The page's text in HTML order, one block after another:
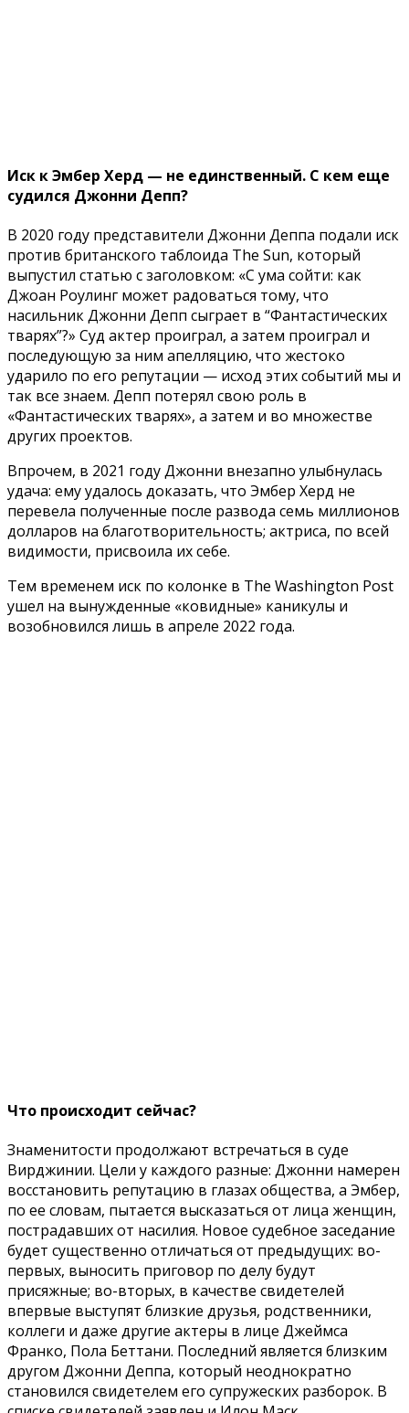
Иск к Эмбер Херд — не единственный. С кем еще
судился Джонни Депп?
В 2020 году представители Джонни Деппа подали иск
против британского таблоида The Sun, который
выпустил статью с заголовком: «С ума сойти: как
Джоан Роулинг может радоваться тому, что
насильник Джонни Депп сыграет в “Фантастических
тварях”?» Суд актер проиграл, а затем проиграл и
последующую за ним апелляцию, что жестоко
ударило по его репутации — исход этих событий мы и
так все знаем. Депп потерял свою роль в
«Фантастических тварях», а затем и во множестве
других проектов.
Впрочем, в 2021 году Джонни внезапно улыбнулась
удача: ему удалось доказать, что Эмбер Херд не
перевела полученные после развода семь миллионов
долларов на благотворительность; актриса, по всей
видимости, присвоила их себе.
Тем временем иск по колонке в The Washington Post
ушел на вынужденные «ковидные» каникулы и
возобновился лишь в апреле 2022 года.
Что происходит сейчас?
Знаменитости продолжают встречаться в суде
Вирджинии. Цели у каждого разные: Джонни намерен
восстановить репутацию в глазах общества, а Эмбер,
по ее словам, пытается высказаться от лица женщин,
пострадавших от насилия. Новое судебное заседание
будет существенно отличаться от предыдущих: во-
первых, выносить приговор по делу будут
присяжные; во-вторых, в качестве свидетелей
впервые выступят близкие друзья, родственники,
коллеги и даже другие актеры в лице Джеймса
Франко, Пола Беттани. Последний является близким
другом Джонни Деппа, который неоднократно
становился свидетелем его супружеских разборок. В